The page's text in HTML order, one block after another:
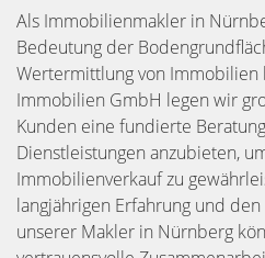
Als Immobilienmakler in
Bedeutung der
Wertermittlung von Immobilien
Immobilien GmbH legen wir
Kunden eine fundierte
Dienstleistungen anzubieten,
Immobilienverkauf zu
langjährigen Erfahrung und
unserer Makler in Nürnberg